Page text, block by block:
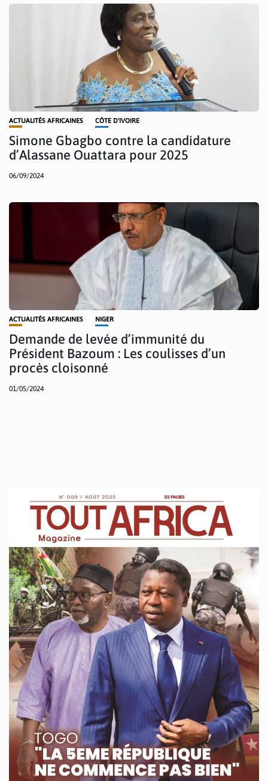
ACTUALITÉS AFRICAINES CÔTE D'IVOIRE
Simone Gbagbo contre la candidature
d’Alassane Ouattara pour 2025
06/09/2024
ACTUALITÉS AFRICAINES NIGER
Demande de levée d’immunité du
Président Bazoum : Les coulisses d’un
procès cloisonné
01/05/2024